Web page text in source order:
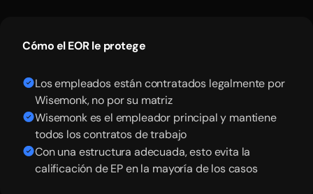
Cómo el EOR le protege
Los empleados están contratados legalmente por
Wisemonk, no por su matriz
Wisemonk es el empleador principal y mantiene
todos los contratos de trabajo
Con una estructura adecuada, esto evita la
calificación de EP en la mayoría de los casos